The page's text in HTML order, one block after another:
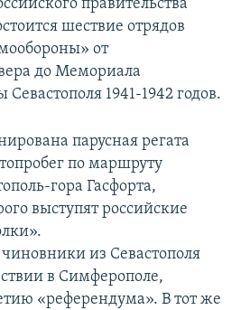
правительства
шествие отрядов
от
до Мемориала
1941-1942 годов.
парусная регата
по маршруту
гора Гасфорта,
выступят российские
из Севастополя
в Симферополе,
«референдума». В тот же